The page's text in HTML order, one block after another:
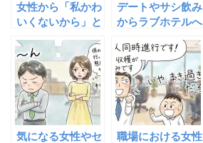
女性から「私かわ
いくないから」と
後の口説きのチャ
ンスかも
デートやサシ飲み
からラブホテルへ
（10の絶対ルー
ル）
気になる女性やセ
職場における女性